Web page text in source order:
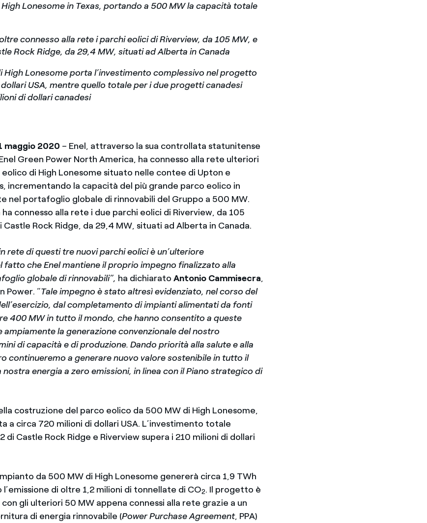
Lonesome in Texas, portando a 500 MW la capacità totale
connesso alla rete i parchi eolici di Riverview, da 105 MW, e
Rock Ridge, da 29,4 MW, situati ad Alberta in Canada
High Lonesome porta l’investimento complessivo nel progetto
USA, mentre quello totale per i due progetti canadesi
di dollari canadesi
maggio 2020 – Enel, attraverso la sua controllata statunitense
Green Power North America, ha connesso alla rete ulteriori
di High Lonesome situato nelle contee di Upton e
incrementando la capacità del più grande parco eolico in
nel portafoglio globale di rinnovabili del Gruppo a 500 MW.
connesso alla rete i due parchi eolici di Riverview, da 105
Castle Rock Ridge, da 29,4 MW, situati ad Alberta in Canada.
rete di questi tre nuovi parchi eolici è un’ulteriore
fatto che Enel mantiene il proprio impegno finalizzato alla
globale di rinnovabili”, ha dichiaratoAntonio Cammisecra,
Power. “Tale impegno è stato altresì evidenziato, nel corso del
dal completamento di impianti alimentati da fonti
400 MW in tutto il mondo, che hanno consentito a queste
ampiamente la generazione convenzionale del nostro
di capacità e di produzione. Dando priorità alla salute e alla
continueremo a generare nuovo valore sostenibile in tutto il
energia a zero emissioni, in linea con il Piano strategico di
costruzione del parco eolico da 500 MW di High Lonesome,
a circa 720 milioni di dollari USA. L’investimento totale
di Castle Rock Ridge e Riverview supera i 210 milioni di dollari
da 500 MW di High Lonesome genererà circa 1,9 TWh
l’emissione di oltre 1,2 milioni di tonnellate di CO2. Il progetto è
gli ulteriori 50 MW appena connessi alla rete grazie a un
di energia rinnovabile (Power Purchase Agreement, PPA)